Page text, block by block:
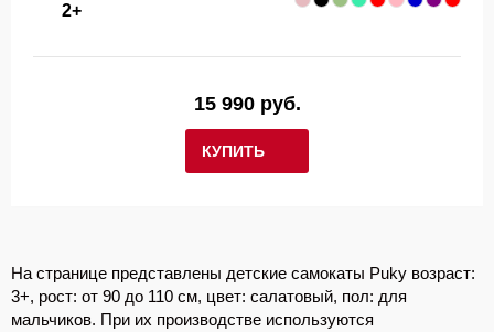
2+
КУПИТЬ
15 990 руб.
На странице представлены детские самокаты Puky возраст:
3+, рост: от 90 до 110 см, цвет: салатовый, пол: для
мальчиков. При их производстве используются